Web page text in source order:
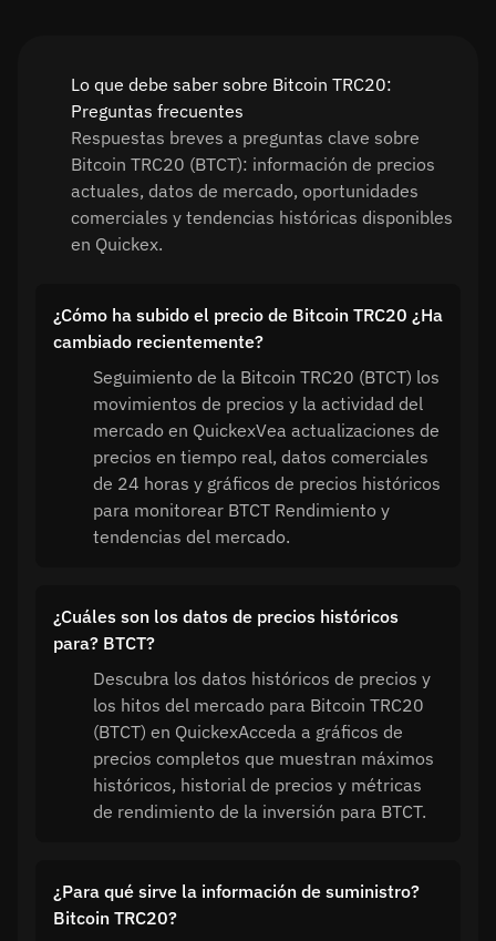
Lo que debe saber sobre Bitcoin TRC20:
Preguntas frecuentes
Respuestas breves a preguntas clave sobre
Bitcoin TRC20 (BTCT): información de precios
actuales, datos de mercado, oportunidades
comerciales y tendencias históricas disponibles
en Quickex.
¿Cómo ha subido el precio de Bitcoin TRC20 ¿Ha
cambiado recientemente?
Seguimiento de la Bitcoin TRC20 (BTCT) los
movimientos de precios y la actividad del
mercado en QuickexVea actualizaciones de
precios en tiempo real, datos comerciales
de 24 horas y gráficos de precios históricos
para monitorear BTCT Rendimiento y
tendencias del mercado.
¿Cuáles son los datos de precios históricos
para? BTCT?
Descubra los datos históricos de precios y
los hitos del mercado para Bitcoin TRC20
(BTCT) en QuickexAcceda a gráficos de
precios completos que muestran máximos
históricos, historial de precios y métricas
de rendimiento de la inversión para BTCT.
¿Para qué sirve la información de suministro?
Bitcoin TRC20?